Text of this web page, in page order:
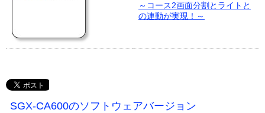
～コース2画面分割とライトと
の連動が実現！～
SGX-CA600のソフトウェアバージョン